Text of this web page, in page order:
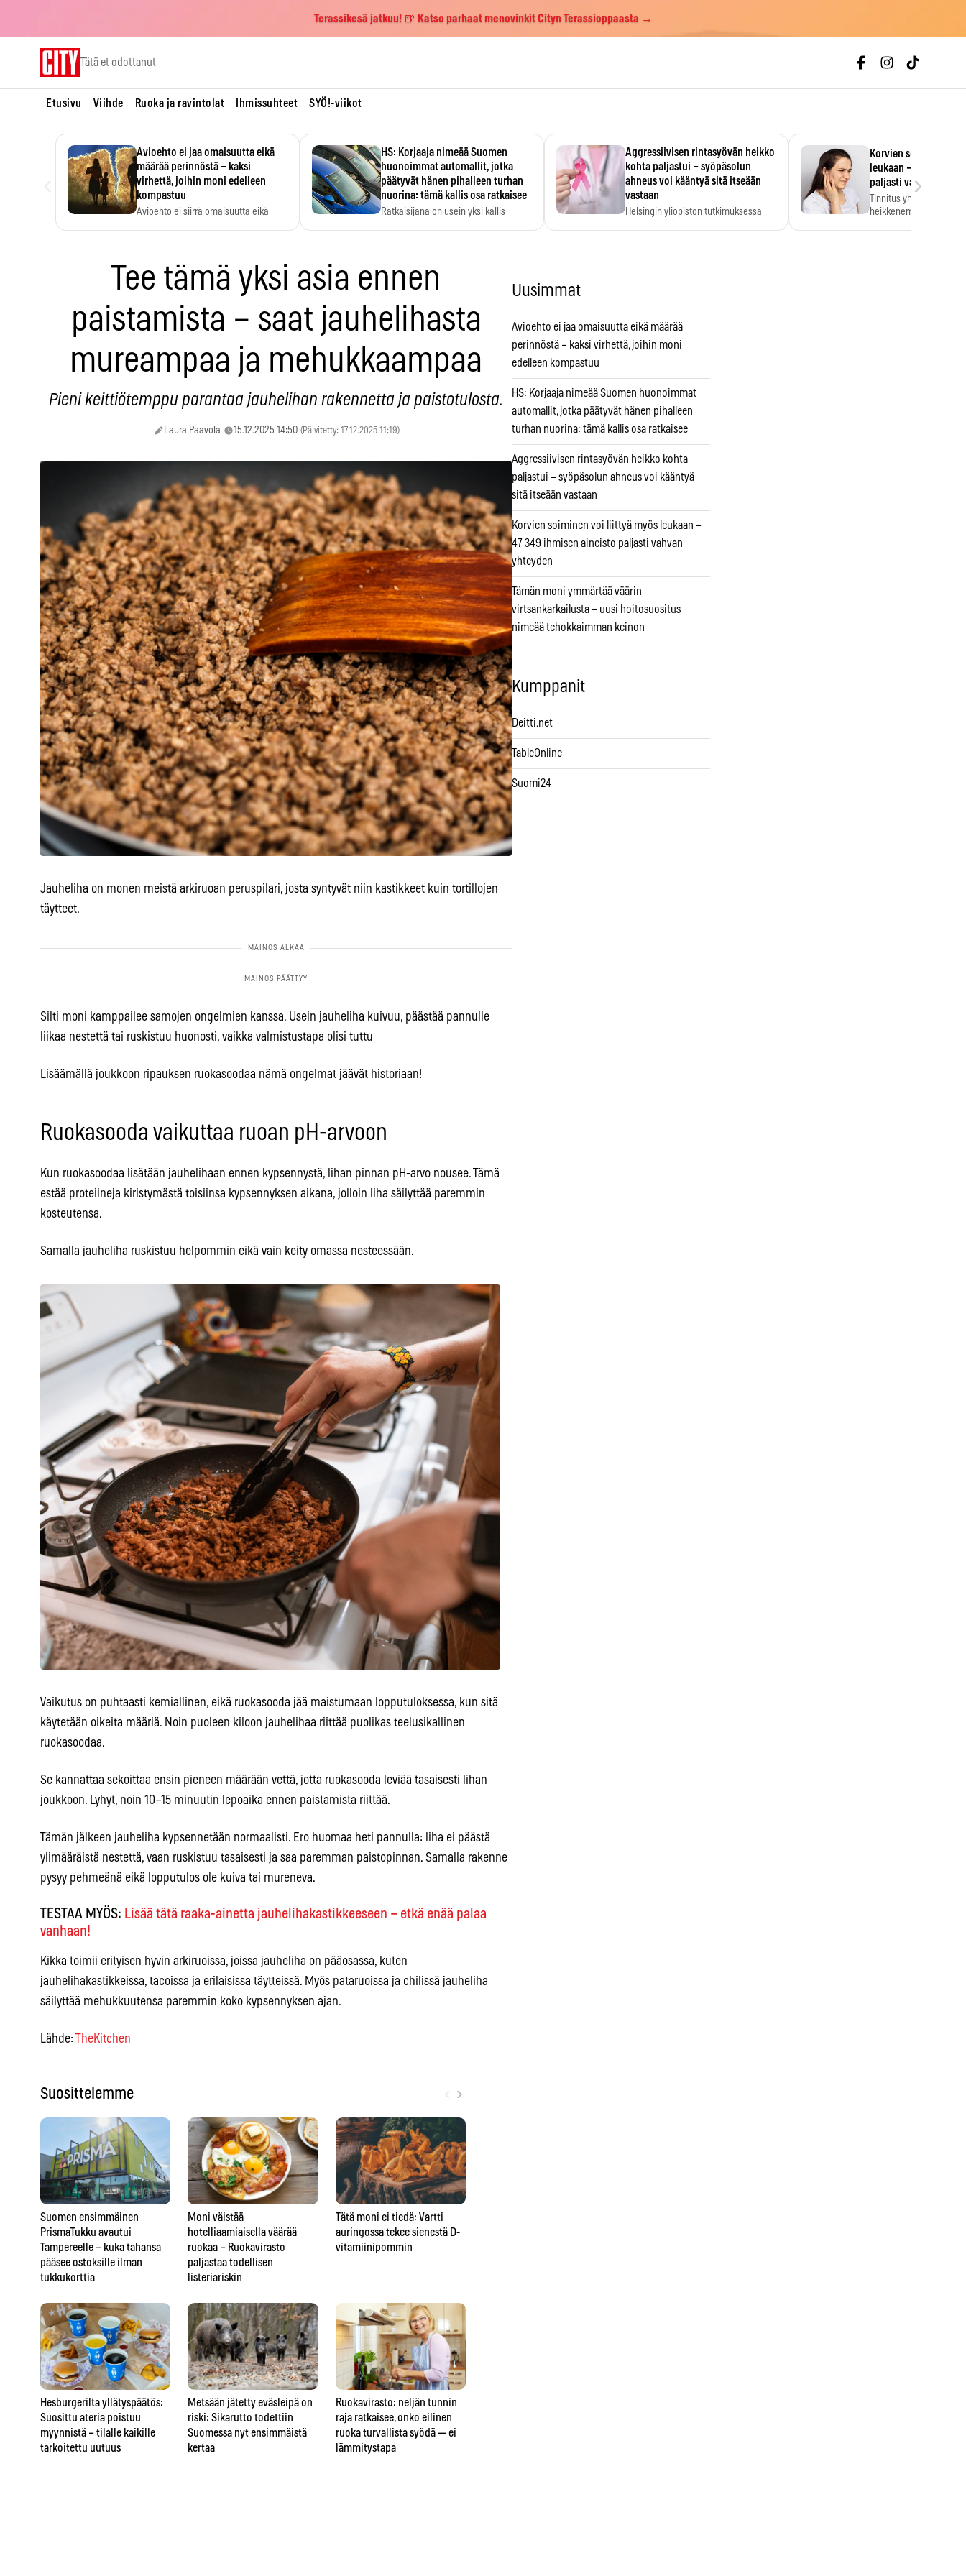
Terassikesä jatkuu! 🍺 Katso parhaat menovinkit Cityn Terassioppaasta →
Tätä et odottanut
Etusivu Viihde Ruoka ja ravintolat Ihmissuhteet SYÖ!-viikot
Avioehto ei jaa omaisuutta eikä
määrää perinnöstä – kaksi
virhettä, joihin moni edelleen
kompastuu
Avioehto ei siirrä omaisuutta eikä
HS: Korjaaja nimeää Suomen
huonoimmat automallit, jotka
päätyvät hänen pihalleen turhan
nuorina: tämä kallis osa ratkaisee
Ratkaisijana on usein yksi kallis
Aggressiivisen rintasyövän heikko
kohta paljastui – syöpäsolun
ahneus voi kääntyä sitä itseään
vastaan
Helsingin yliopiston tutkimuksessa
Korvien soiminen
leukaan – 47 349
paljasti vahvan
Tinnitus yhdistetään
heikkenemiseen.
›
Tee tämä yksi asia ennen
paistamista – saat jauhelihasta
mureampaa ja mehukkaampaa
Pieni keittiötemppu parantaa jauhelihan rakennetta ja paistotulosta.
Laura Paavola 15.12.2025 14:50 (Päivitetty: 17.12.2025 11:19)
Jauheliha on monen meistä arkiruoan peruspilari, josta syntyvät niin kastikkeet kuin tortillojen
täytteet.
Silti moni kamppailee samojen ongelmien kanssa. Usein jauheliha kuivuu, päästää pannulle
liikaa nestettä tai ruskistuu huonosti, vaikka valmistustapa olisi tuttu
Lisäämällä joukkoon ripauksen ruokasoodaa nämä ongelmat jäävät historiaan!
Ruokasooda vaikuttaa ruoan pH-arvoon
Kun ruokasoodaa lisätään jauhelihaan ennen kypsennystä, lihan pinnan pH-arvo nousee. Tämä
estää proteiineja kiristymästä toisiinsa kypsennyksen aikana, jolloin liha säilyttää paremmin
kosteutensa.
Samalla jauheliha ruskistuu helpommin eikä vain keity omassa nesteessään.
Vaikutus on puhtaasti kemiallinen, eikä ruokasooda jää maistumaan lopputuloksessa, kun sitä
käytetään oikeita määriä. Noin puoleen kiloon jauhelihaa riittää puolikas teelusikallinen
ruokasoodaa.
Se kannattaa sekoittaa ensin pieneen määrään vettä, jotta ruokasooda leviää tasaisesti lihan
joukkoon. Lyhyt, noin 10–15 minuutin lepoaika ennen paistamista riittää.
Tämän jälkeen jauheliha kypsennetään normaalisti. Ero huomaa heti pannulla: liha ei päästä
ylimääräistä nestettä, vaan ruskistuu tasaisesti ja saa paremman paistopinnan. Samalla rakenne
pysyy pehmeänä eikä lopputulos ole kuiva tai mureneva.
TESTAA MYÖS: Lisää tätä raaka-ainetta jauhelihakastikkeeseen – etkä enää palaa
vanhaan!
Kikka toimii erityisen hyvin arkiruoissa, joissa jauheliha on pääosassa, kuten
jauhelihakastikkeissa, tacoissa ja erilaisissa täytteissä. Myös pataruoissa ja chilissä jauheliha
säilyttää mehukkuutensa paremmin koko kypsennyksen ajan.
Lähde: TheKitchen
Suosittelemme ›
Suomen ensimmäinen
PrismaTukku avautui
Tampereelle – kuka tahansa
pääsee ostoksille ilman
tukkukorttia
Hesburgerilta yllätyspäätös:
Suosittu ateria poistuu
myynnistä – tilalle kaikille
tarkoitettu uutuus
Moni väistää
hotelliaamiaisella väärää
ruokaa – Ruokavirasto
paljastaa todellisen
listeriariskin
Metsään jätetty eväsleipä on
riski: Sikarutto todettiin
Suomessa nyt ensimmäistä
kertaa
Tätä moni ei tiedä: Vartti
auringossa tekee sienestä D-
vitamiinipommin
Ruokavirasto: neljän tunnin
raja ratkaisee, onko eilinen
ruoka turvallista syödä — ei
lämmitystapa
Uusimmat
Avioehto ei jaa omaisuutta eikä määrää
perinnöstä – kaksi virhettä, joihin moni
edelleen kompastuu
HS: Korjaaja nimeää Suomen huonoimmat
automallit, jotka päätyvät hänen pihalleen
turhan nuorina: tämä kallis osa ratkaisee
Aggressiivisen rintasyövän heikko kohta
paljastui – syöpäsolun ahneus voi kääntyä
sitä itseään vastaan
Korvien soiminen voi liittyä myös leukaan –
47 349 ihmisen aineisto paljasti vahvan
yhteyden
Tämän moni ymmärtää väärin
virtsankarkailusta – uusi hoitosuositus
nimeää tehokkaimman keinon
Kumppanit
Deitti.net
TableOnline
Suomi24